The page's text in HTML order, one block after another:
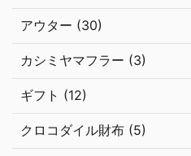
アウター (30)
カシミヤマフラー (3)
ギフト (12)
クロコダイル財布 (5)